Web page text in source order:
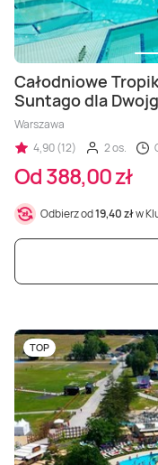
Całodniowe
Suntago dla
Warszawa
4,90 (12)
2 os.
Od 388,00 zł
Odbierz od19,40 złw
TOP